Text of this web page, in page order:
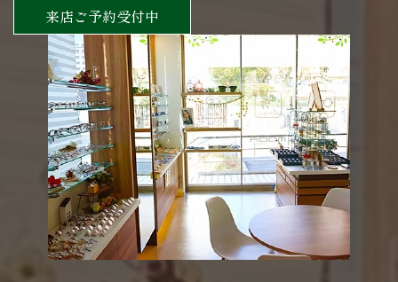
来店ご予約受付中